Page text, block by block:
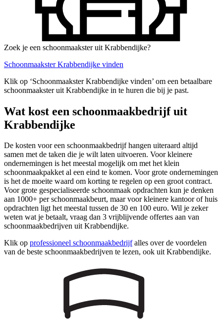
Zoek je een schoonmaakster uit Krabbendijke?
Schoonmaakster Krabbendijke vinden
Klik op ‘Schoonmaakster Krabbendijke vinden’ om een betaalbare
schoonmaakster uit Krabbendijke in te huren die bij je past.
Wat kost een schoonmaakbedrijf uit
Krabbendijke
De kosten voor een schoonmaakbedrijf hangen uiteraard altijd
samen met de taken die je wilt laten uitvoeren. Voor kleinere
ondernemingen is het meestal mogelijk om met het klein
schoonmaakpakket al een eind te komen. Voor grote ondernemingen
is het de moeite waard om korting te regelen op een groot contract.
Voor grote gespecialiseerde schoonmaak opdrachten kun je denken
aan 1000+ per schoonmaakbeurt, maar voor kleinere kantoor of huis
opdrachten ligt het meestal tussen de 30 en 100 euro. Wil je zeker
weten wat je betaalt, vraag dan 3 vrijblijvende offertes aan van
schoonmaakbedrijven uit Krabbendijke.
Klik op professioneel schoonmaakbedrijfalles over de voordelen
van de beste schoonmaakbedrijven te lezen, ook uit Krabbendijke.